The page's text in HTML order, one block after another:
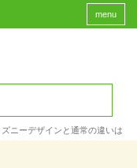
menu
ニーデザインと通常の違いは？